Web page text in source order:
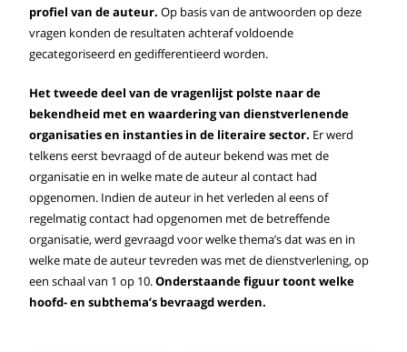
profiel van de auteur. Op basis van de antwoorden op deze
vragen konden de resultaten achteraf voldoende
gecategoriseerd en gedifferentieerd worden.
Het tweede deel van de vragenlijst polste naar de
bekendheid met en waardering van dienstverlenende
organisaties en instanties in de literaire sector. Er werd
telkens eerst bevraagd of de auteur bekend was met de
organisatie en in welke mate de auteur al contact had
opgenomen. Indien de auteur in het verleden al eens of
regelmatig contact had opgenomen met de betreffende
organisatie, werd gevraagd voor welke thema’s dat was en in
welke mate de auteur tevreden was met de dienstverlening, op
een schaal van 1 op 10.Onderstaande figuur toont welke
hoofd- en subthema’s bevraagd werden.